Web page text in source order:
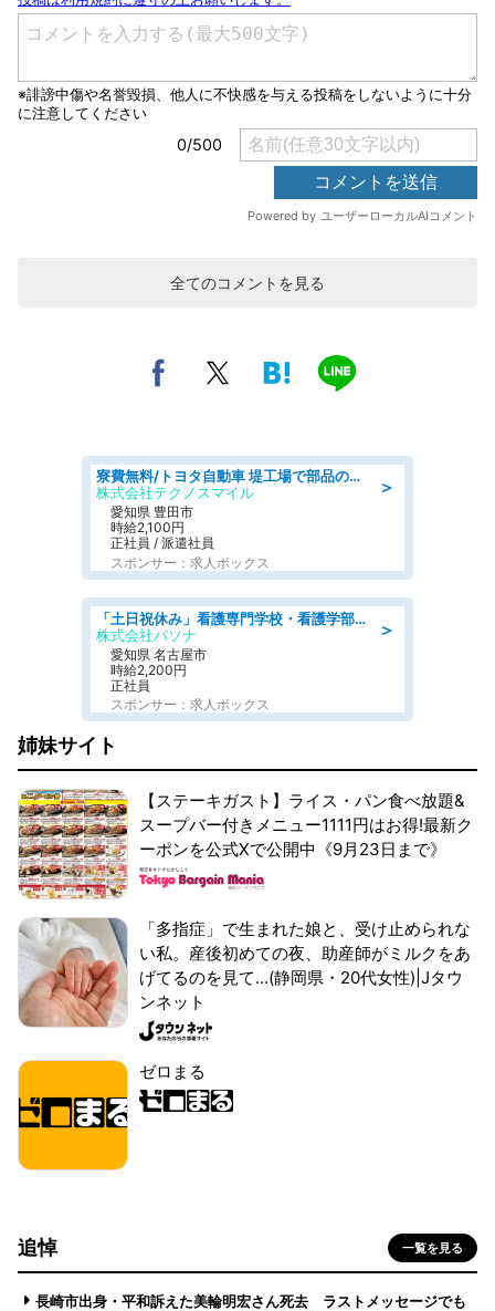
全てのコメントを見る
＞
寮費無料/トヨタ自動車 堤工場で部品の組立製造/tutumi
株式会社テクノスマイル
愛知県 豊田市
時給2,100円
正社員 / 派遣社員
スポンサー：求人ボックス
＞
「土日祝休み」看護専門学校・看護学部での教員業務/高時給/要資格:保健師、正看護師
株式会社パソナ
愛知県 名古屋市
時給2,200円
正社員
スポンサー：求人ボックス
姉妹サイト
【ステーキガスト】ライス・パン食べ放題&
スープバー付きメニュー1111円はお得!最新ク
ーポンを公式Xで公開中《9月23日まで》
「多指症」で生まれた娘と、受け止められな
い私。産後初めての夜、助産師がミルクをあ
げてるのを見て...(静岡県・20代女性)|Jタウ
ンネット
ゼロまる
追悼 一覧を見る
長崎市出身・平和訴えた美輪明宏さん死去 ラストメッセージでも